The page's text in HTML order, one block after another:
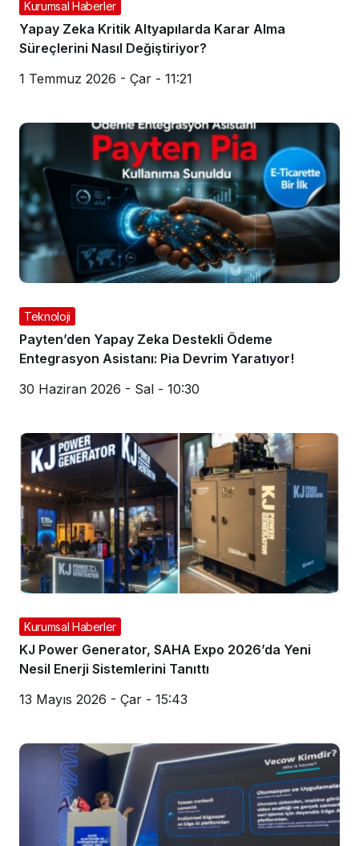
Kurumsal Haberler
Yapay Zeka Kritik Altyapılarda Karar Alma
Süreçlerini Nasıl Değiştiriyor?
1 Temmuz 2026 - Çar - 11:21
Teknoloji
Payten’den Yapay Zeka Destekli Ödeme
Entegrasyon Asistanı: Pia Devrim Yaratıyor!
30 Haziran 2026 - Sal - 10:30
Kurumsal Haberler
KJ Power Generator, SAHA Expo 2026’da Yeni
Nesil Enerji Sistemlerini Tanıttı
13 Mayıs 2026 - Çar - 15:43